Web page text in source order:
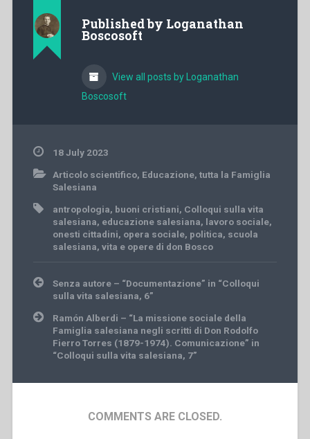
Published by Loganathan
Boscosoft
View all posts by Loganathan
Boscosoft
18 July 2023
Articolo scientifico, Educazione, tutta la Famiglia
Salesiana
antropologia, buoni cristiani, Colloqui sulla vita
salesiana, educazione salesiana, lavoro sociale,
onesti cittadini, opera sociale, politica, scuola
salesiana, vita e opere di don Bosco
Post
navigation
Senza autore – “Documentazione” in “Colloqui
sulla vita salesiana, 6”
Ramón Alberdi – “La missione sociale della
Famiglia salesiana negli scritti di Don Rodolfo
Fierro Torres (1879-1974). Comunicazione” in
“Colloqui sulla vita salesiana, 7”
COMMENTS ARE CLOSED.